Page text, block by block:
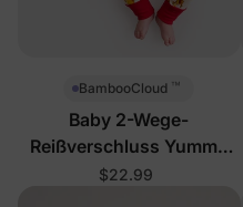
BambooCloud ™
Baby 2-Wege-
Reißverschluss Yummy
Food Strampler
$22.99